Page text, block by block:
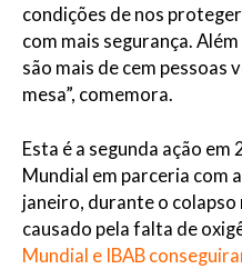
condições de nos
com mais segurança.
são mais de cem pessoas
mesa”, comemora.
Esta é a segunda ação
Mundial em parceria com
janeiro, durante o colapso
causado pela falta de
Mundial e IBAB